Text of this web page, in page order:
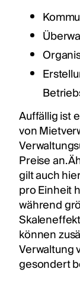
Auffällig ist
von
Preise an.
gilt auch
pro Einheit
während
können
Verwaltung
gesondert